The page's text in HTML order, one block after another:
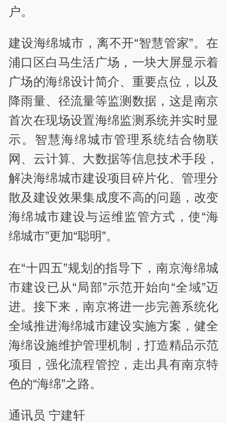
户。
建设海绵城市，离不开“智慧管家”。在
浦口区白马生活广场，一块大屏显示着
广场的海绵设计简介、重要点位，以及
降雨量、径流量等监测数据，这是南京
首次在现场设置海绵监测系统并实时显
示。智慧海绵城市管理系统结合物联
网、云计算、大数据等信息技术手段，
解决海绵城市建设项目碎片化、管理分
散及建设效果集成度不高的问题，改变
海绵城市建设与运维监管方式，使“海
绵城市”更加“聪明”。
在“十四五”规划的指导下，南京海绵城
市建设已从“局部”示范开始向“全域”迈
进。接下来，南京将进一步完善系统化
全域推进海绵城市建设实施方案，健全
海绵设施维护管理机制，打造精品示范
项目，强化流程管控，走出具有南京特
色的“海绵”之路。
通讯员 宁建轩